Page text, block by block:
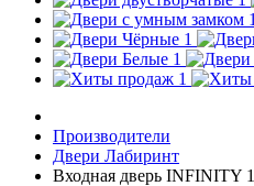
Производители
Двери Лабиринт
Входная дверь INFINITY